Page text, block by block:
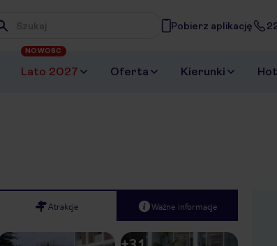
Wpisz frazę, której szukasz
Pobierz aplikację
Lato 2027
NOWOŚĆ
Oferta Kierunki
Atrakcje Ważne informacje
Next slide
1/37